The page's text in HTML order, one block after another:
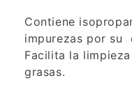
Contiene
impurezas por su
Facilita la
grasas.